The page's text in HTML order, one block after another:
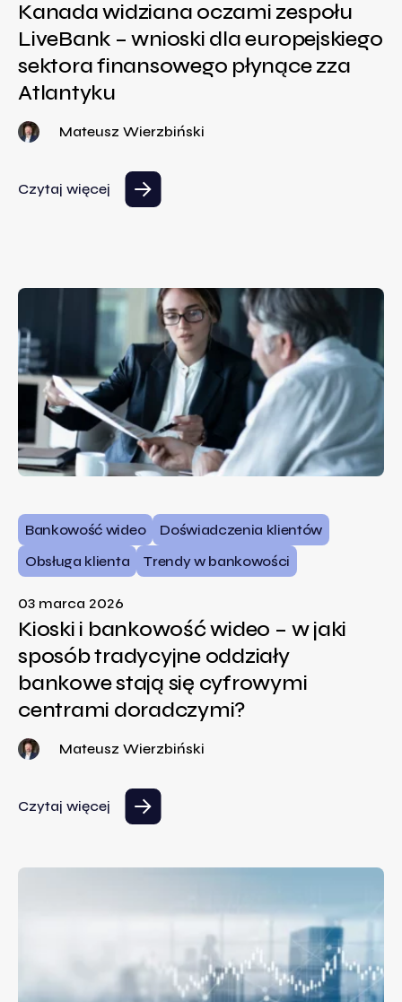
Kanada widziana oczami zespołu
LiveBank – wnioski dla europejskiego
sektora finansowego płynące zza
Atlantyku
Mateusz Wierzbiński
Czytaj więcej
Bankowość wideo
Doświadczenia klientów
Obsługa klienta
Trendy w bankowości
03 marca 2026
Kioski i bankowość wideo – w jaki
sposób tradycyjne oddziały
bankowe stają się cyfrowymi
centrami doradczymi?
Mateusz Wierzbiński
Czytaj więcej